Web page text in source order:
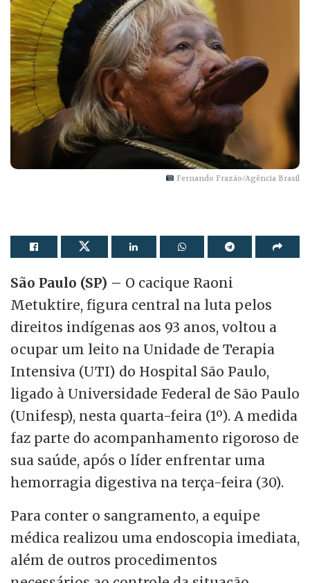
Fernando Frazão/Agência Brasil
São Paulo (SP) – O cacique Raoni
Metuktire, figura central na luta pelos
direitos indígenas aos 93 anos, voltou a
ocupar um leito na Unidade de Terapia
Intensiva (UTI) do Hospital São Paulo,
ligado à Universidade Federal de São Paulo
(Unifesp), nesta quarta-feira (1º). A medida
faz parte do acompanhamento rigoroso de
sua saúde, após o líder enfrentar uma
hemorragia digestiva na terça-feira (30).
Para conter o sangramento, a equipe
médica realizou uma endoscopia imediata,
além de outros procedimentos